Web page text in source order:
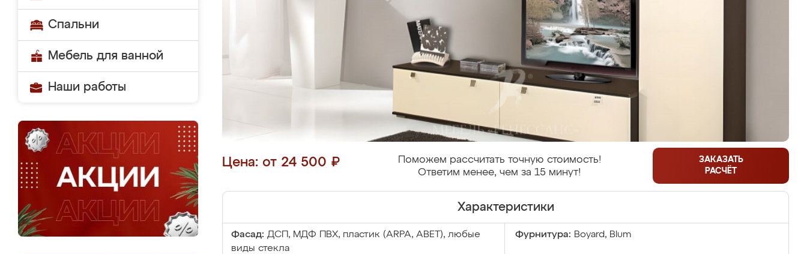
Спальни
Мебель для ванной
Наши работы
Цена: от 24 500 ₽
Поможем рассчитать точную стоимость!
Ответим менее, чем за 15 минут!
ЗАКАЗАТЬ
РАСЧЁТ
Характеристики
Фасад: ДСП, МДФ ПВХ, пластик (ARPA, ABET), любые
виды стекла
Фурнитура: Boyard, Blum